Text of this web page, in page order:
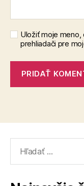
Uložiť moje
prehliadači pre